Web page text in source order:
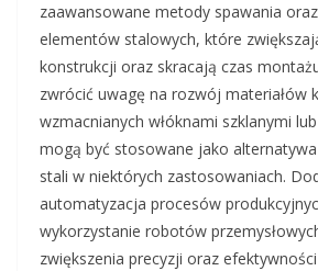
zaawansowane metody spawania oraz
elementów stalowych, które
konstrukcji oraz skracają czas
zwrócić uwagę na rozwój materiałów
wzmacnianych włóknami szklanymi
mogą być stosowane jako
stali w niektórych zastosowaniach.
automatyzacja procesów
wykorzystanie robotów
zwiększenia precyzji oraz